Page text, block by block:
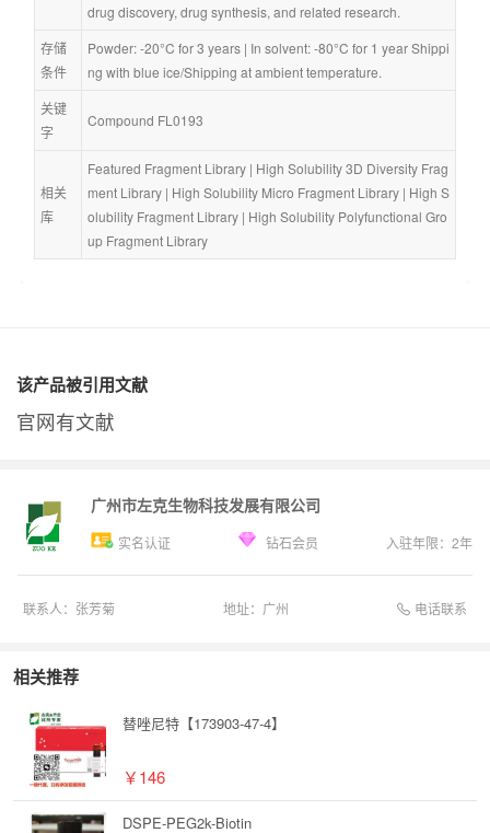
drug discovery, drug synthesis, and related research.
存储
条件
Powder: -20°C for 3 years | In solvent: -80°C for 1 year Shippi
ng with blue ice/Shipping at ambient temperature.
关键
字
Compound FL0193
相关
库
Featured Fragment Library | High Solubility 3D Diversity Frag
ment Library | High Solubility Micro Fragment Library | High S
olubility Fragment Library | High Solubility Polyfunctional Gro
up Fragment Library
该产品被引用文献
官网有文献
广州市左克生物科技发展有限公司
实名认证 钻石会员 入驻年限： 2年
联系人： 张芳菊 地址： 广州 电话联系
相关推荐
替唑尼特【173903-47-4】
￥146
DSPE-PEG2k-Biotin